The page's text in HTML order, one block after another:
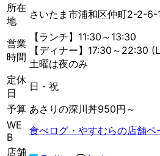
所在
地
さいたま市浦和区仲町2-2-6-
営業
時間
【ランチ】11:30～13:30
【ディナー】17:30～22:30
土曜は夜のみ
定休
日
日・祝
予算 あさりの深川丼950円～
WE
B
食べログ・やすむらの店舗ペ
店舗